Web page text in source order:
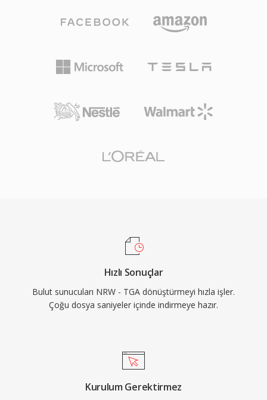
Hızlı Sonuçlar
Bulut sunucuları NRW - TGA dönüştürmeyi hızla işler.
Çoğu dosya saniyeler içinde indirmeye hazır.
Kurulum Gerektirmez